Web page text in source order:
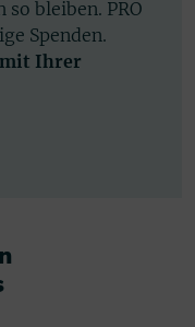
bleiben. PRO
Spenden.
mit Ihrer